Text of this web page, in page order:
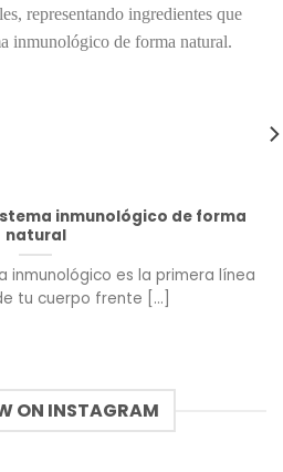
inmunológico de forma
natural
inmunológico es la primera línea
tu cuerpo frente [...]
ON INSTAGRAM